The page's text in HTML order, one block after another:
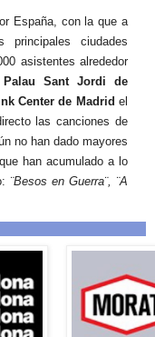
España, con la que a
ciudades
asistentes alrededor
Palau Sant Jordi de
Center de Madrid el
las canciones de
no han dado mayores
han acumulado a lo
¨Besos en Guerra¨, ¨A